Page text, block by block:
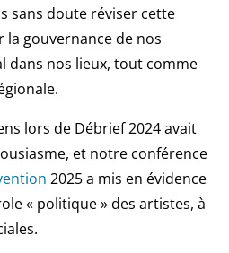
sans doute réviser cette
gouvernance de nos
dans nos lieux, tout comme
lors de Débrief 2024 avait
et notre conférence
2025 a mis en évidence
« politique » des artistes, à